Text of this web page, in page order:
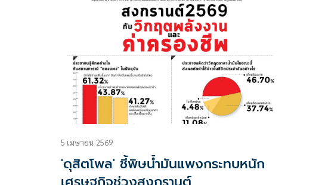
5 เมษายน 2569
'ดุสิตโพล' ชี้พิษน้ำมันแพงกระทบหนัก